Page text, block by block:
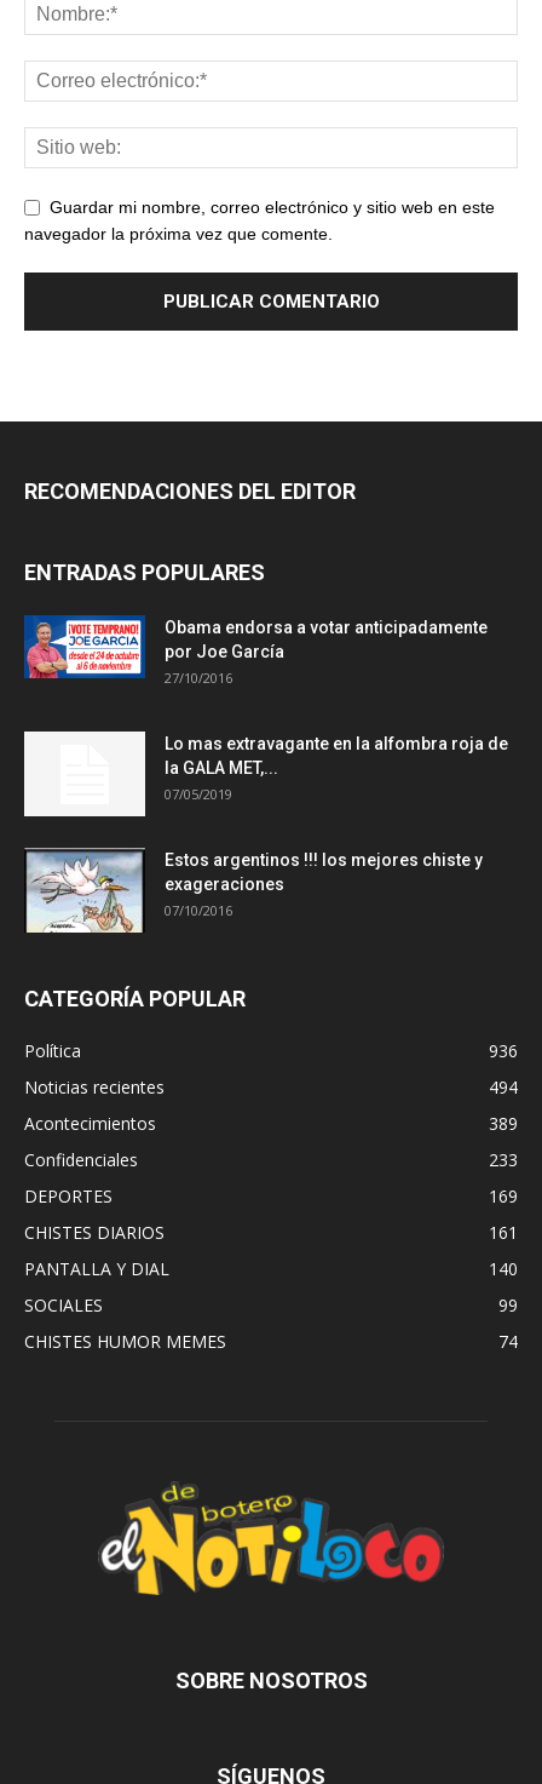
Guardar mi nombre, correo electrónico y sitio web en este
navegador la próxima vez que comente.
RECOMENDACIONES DEL EDITOR
ENTRADAS POPULARES
Obama endorsa a votar anticipadamente
por Joe García
27/10/2016
Lo mas extravagante en la alfombra roja de
la GALA MET,...
07/05/2019
Estos argentinos !!! los mejores chiste y
exageraciones
07/10/2016
CATEGORÍA POPULAR
Política
936
Noticias recientes
494
Acontecimientos
389
Confidenciales
233
DEPORTES
169
CHISTES DIARIOS
161
PANTALLA Y DIAL
140
SOCIALES
99
CHISTES HUMOR MEMES
74
SOBRE NOSOTROS
SÍGUENOS